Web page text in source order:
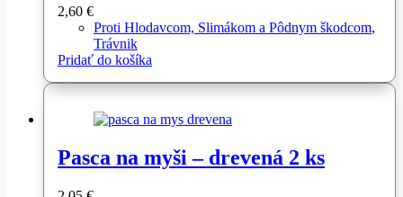
2,60 €
Proti Hlodavcom, Slimákom a Pôdnym škodcom,
Trávnik
Pridať do košíka
Pasca na myši – drevená 2 ks